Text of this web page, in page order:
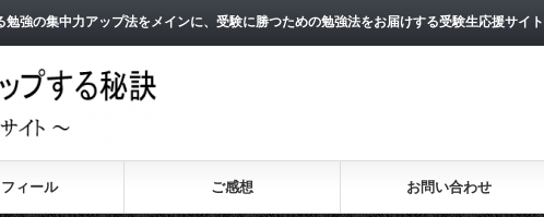
強の集中力アップ法をメインに、受験に勝つための勉強法をお届けする受験生応援サイト
ィール ご感想 お問い合わせ